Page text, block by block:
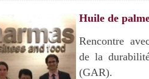
Huile de
Rencontre
de la
(GAR).